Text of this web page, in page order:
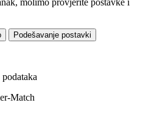
molimo provjerite postavke i
Podešavanje postavki
Match